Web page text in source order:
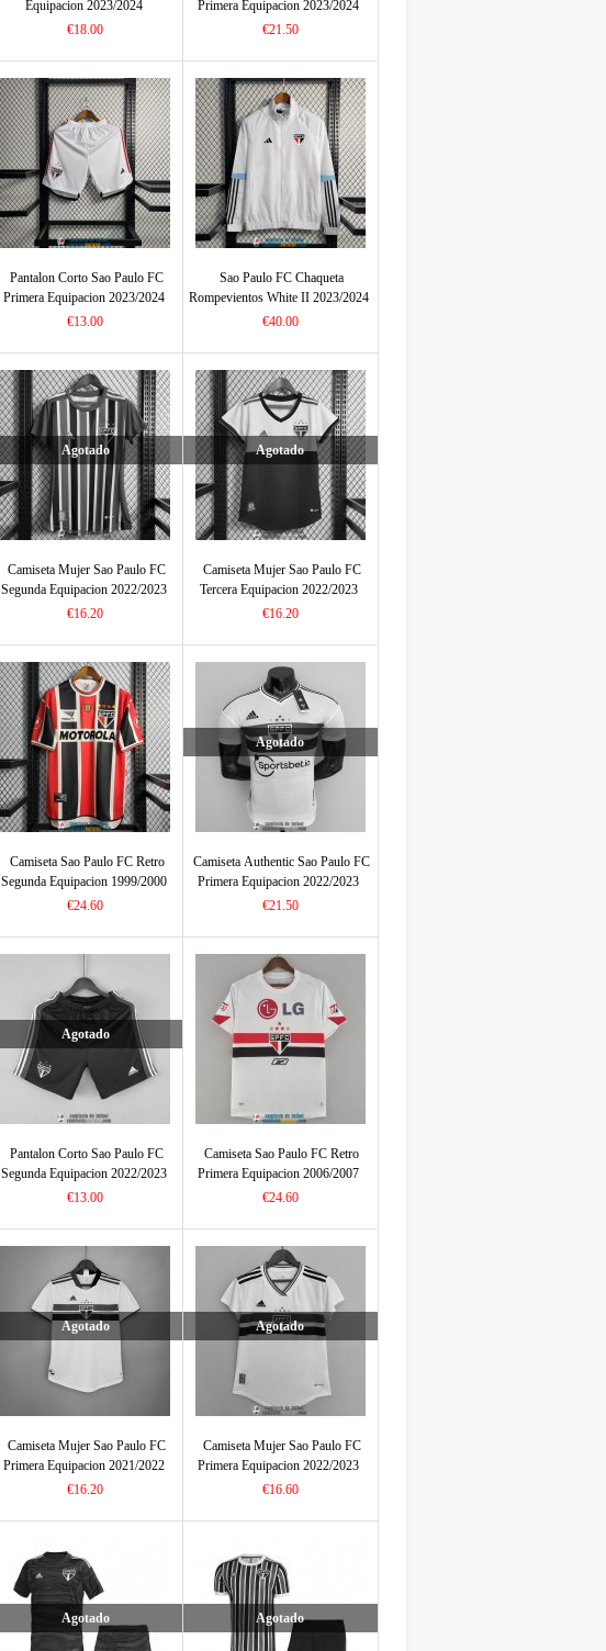
Equipacion 2023/2024
€18.00
Primera Equipacion 2023/2024
€21.50
Pantalon Corto Sao Paulo FC
Primera Equipacion 2023/2024
€13.00
Sao Paulo FC Chaqueta
Rompevientos White II 2023/2024
€40.00
Agotado
Camiseta Mujer Sao Paulo FC
Segunda Equipacion 2022/2023
€16.20
Agotado
Camiseta Mujer Sao Paulo FC
Tercera Equipacion 2022/2023
€16.20
Camiseta Sao Paulo FC Retro
Segunda Equipacion 1999/2000
€24.60
Agotado
Camiseta Authentic Sao Paulo FC
Primera Equipacion 2022/2023
€21.50
Agotado
Pantalon Corto Sao Paulo FC
Segunda Equipacion 2022/2023
€13.00
Camiseta Sao Paulo FC Retro
Primera Equipacion 2006/2007
€24.60
Agotado
Camiseta Mujer Sao Paulo FC
Primera Equipacion 2021/2022
€16.20
Agotado
Camiseta Mujer Sao Paulo FC
Primera Equipacion 2022/2023
€16.60
Agotado Agotado